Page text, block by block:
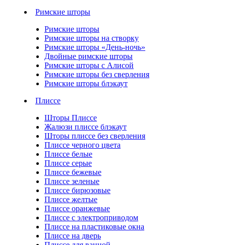
Римские шторы
Римские шторы
Римские шторы на створку
Римские шторы «День-ночь»
Двойные римские шторы
Римские шторы с Алисой
Римские шторы без сверления
Римские шторы блэкаут
Плиссе
Шторы Плиссе
Жалюзи плиссе блэкаут
Шторы плиссе без сверления
Плиссе черного цвета
Плиссе белые
Плиссе серые
Плиссе бежевые
Плиссе зеленые
Плиссе бирюзовые
Плиссе желтые
Плиссе оранжевые
Плиссе с электроприводом
Плиссе на пластиковые окна
Плиссе на дверь